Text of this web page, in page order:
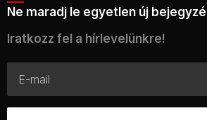
Ne maradj le egyetlen új
Iratkozz fel a hírlevelünkre!